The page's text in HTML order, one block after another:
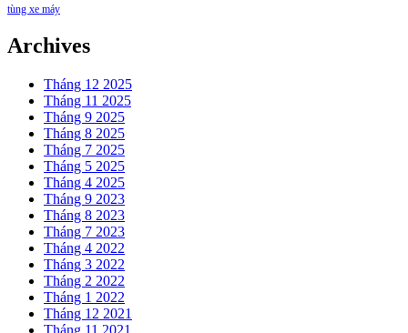
tùng xe máy
Archives
Tháng 12 2025
Tháng 11 2025
Tháng 9 2025
Tháng 8 2025
Tháng 7 2025
Tháng 5 2025
Tháng 4 2025
Tháng 9 2023
Tháng 8 2023
Tháng 7 2023
Tháng 4 2022
Tháng 3 2022
Tháng 2 2022
Tháng 1 2022
Tháng 12 2021